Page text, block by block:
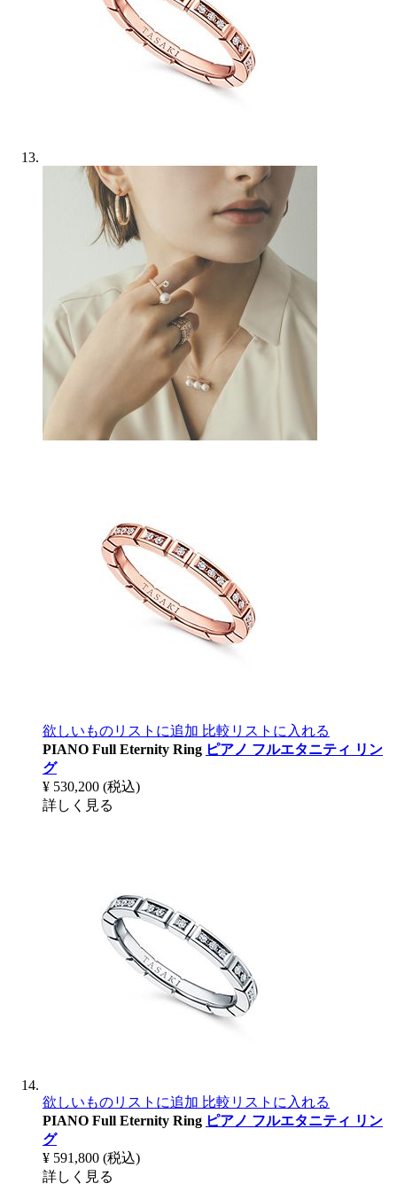
欲しいものリストに追加 比較リストに入れる
PIANO Full Eternity Ring ピアノ フルエタニティ リン
グ
¥ 530,200 (税込)
詳しく見る
欲しいものリストに追加 比較リストに入れる
PIANO Full Eternity Ring ピアノ フルエタニティ リン
グ
¥ 591,800 (税込)
詳しく見る